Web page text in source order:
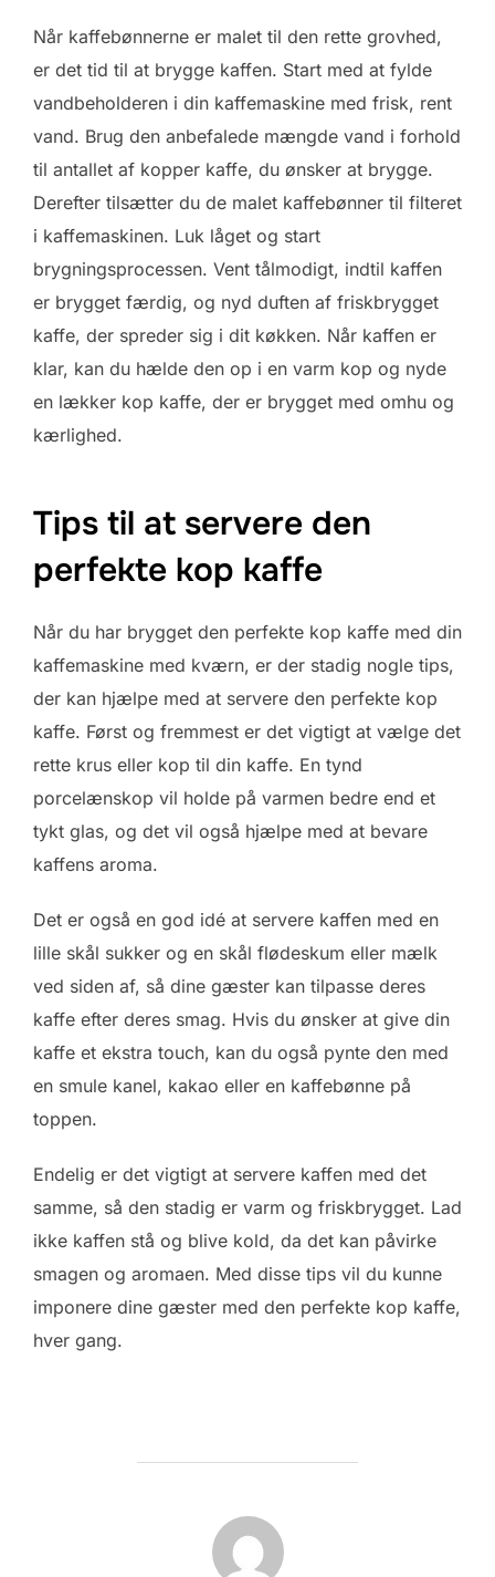
Når kaffebønnerne er malet til den rette grovhed,
er det tid til at brygge kaffen. Start med at fylde
vandbeholderen i din kaffemaskine med frisk, rent
vand. Brug den anbefalede mængde vand i forhold
til antallet af kopper kaffe, du ønsker at brygge.
Derefter tilsætter du de malet kaffebønner til filteret
i kaffemaskinen. Luk låget og start
brygningsprocessen. Vent tålmodigt, indtil kaffen
er brygget færdig, og nyd duften af friskbrygget
kaffe, der spreder sig i dit køkken. Når kaffen er
klar, kan du hælde den op i en varm kop og nyde
en lækker kop kaffe, der er brygget med omhu og
kærlighed.
Tips til at servere den
perfekte kop kaffe
Når du har brygget den perfekte kop kaffe med din
kaffemaskine med kværn, er der stadig nogle tips,
der kan hjælpe med at servere den perfekte kop
kaffe. Først og fremmest er det vigtigt at vælge det
rette krus eller kop til din kaffe. En tynd
porcelænskop vil holde på varmen bedre end et
tykt glas, og det vil også hjælpe med at bevare
kaffens aroma.
Det er også en god idé at servere kaffen med en
lille skål sukker og en skål flødeskum eller mælk
ved siden af, så dine gæster kan tilpasse deres
kaffe efter deres smag. Hvis du ønsker at give din
kaffe et ekstra touch, kan du også pynte den med
en smule kanel, kakao eller en kaffebønne på
toppen.
Endelig er det vigtigt at servere kaffen med det
samme, så den stadig er varm og friskbrygget. Lad
ikke kaffen stå og blive kold, da det kan påvirke
smagen og aromaen. Med disse tips vil du kunne
imponere dine gæster med den perfekte kop kaffe,
hver gang.
FORFATTER